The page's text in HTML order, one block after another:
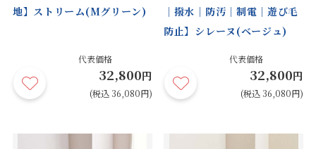
地】ストリーム(Mグリーン)
代表価格
32,800円
(税込 36,080円)
｜撥水｜防汚｜制電｜遊び毛
防止】シレーヌ(ベージュ)
代表価格
32,800円
(税込 36,080円)